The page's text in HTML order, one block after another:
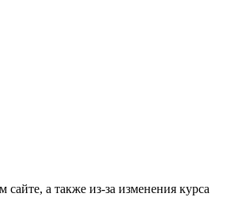
а также из-за изменения курса